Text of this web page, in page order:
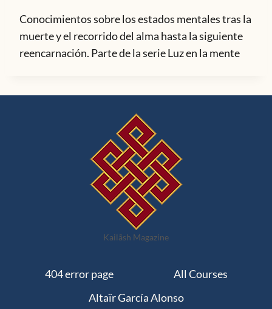
Conocimientos sobre los estados mentales tras la
muerte y el recorrido del alma hasta la siguiente
reencarnación. Parte de la serie Luz en la mente
Kailãsh Magazine
404 error page
All Courses
Altaïr García Alonso